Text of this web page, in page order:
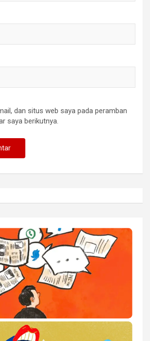
dan situs web saya pada peramban
saya berikutnya.